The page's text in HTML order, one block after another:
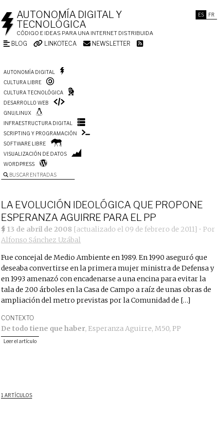
ES FR
AUTONOMÍA DIGITAL Y
TECNOLÓGICA
CÓDIGO E IDEAS PARA UNA INTERNET DISTRIBUIDA
BLOG LINKOTECA NEWSLETTER
AUTONOMÍA DIGITAL
CULTURA LIBRE
CULTURA TECNOLÓGICA
DESARROLLO WEB
GNU/LINUX
INFRAESTRUCTURA DIGITAL
SCRIPTING Y PROGRAMACIÓN
SOFTWARE LIBRE
VISUALIZACIÓN DE DATOS
WORDPRESS
BUSCAR ENTRADAS
LA EVOLUCIÓN IDEOLÓGICA QUE PROPONE
ESPERANZA AGUIRRE PARA EL PP
13 de abril de 2008 [actualizado el 09 de febrero de 2011] • Por
Alfonso Sánchez Uzábal
Fue concejal de Medio Ambiente en 1989. En 1990 aseguró que
deseaba convertirse en la primera mujer ministra de Defensa y
en 1993 amenazó con encadenarse a una encina para evitar la
tala de 200 árboles en la Casa de Campo a raíz de unas obras de
ampliación del metro previstas por la Comunidad de […]
CONTEXTO
De todo tiene que haber,Esperanza Aguirre,M50,PP
Leer el artículo
1 ARTÍCULOS